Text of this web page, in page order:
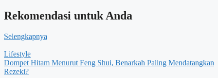
Rekomendasi untuk Anda
Selengkapnya
Lifestyle
Dompet Hitam Menurut Feng Shui, Benarkah Paling Mendatangkan
Rezeki?